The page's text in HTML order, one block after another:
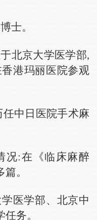
士。
北京大学医学部,
港玛丽医院参观
中日医院手术麻
况:在《临床麻醉
。
医学部、北京中
务。